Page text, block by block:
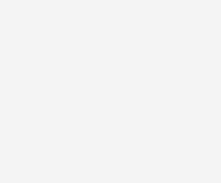
bis WWK 2, ZIP
EU-Kommission 2019/1188 vom
dass die neuen Leistungsklassen
in der (nicht anwendbaren) DIN
die Leistungserklärung zu
etc. sind damit seit dem in Verkehr